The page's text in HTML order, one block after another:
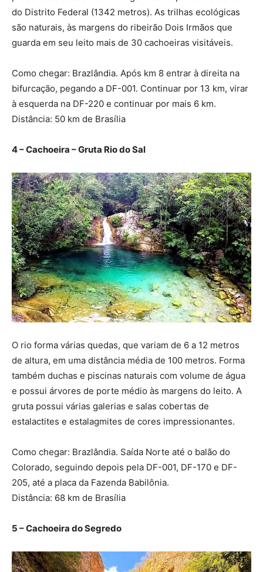
do Distrito Federal (1342 metros). As trilhas ecológicas
são naturais, às margens do ribeirão Dois Irmãos que
guarda em seu leito mais de 30 cachoeiras visitáveis.
Como chegar: Brazlândia. Após km 8 entrar à direita na
bifurcação, pegando a DF-001. Continuar por 13 km, virar
à esquerda na DF-220 e continuar por mais 6 km.
Distância: 50 km de Brasília
4 – Cachoeira – Gruta Rio do Sal
O rio forma várias quedas, que variam de 6 a 12 metros
de altura, em uma distância média de 100 metros. Forma
também duchas e piscinas naturais com volume de água
e possui árvores de porte médio às margens do leito. A
gruta possui várias galerias e salas cobertas de
estalactites e estalagmites de cores impressionantes.
Como chegar: Brazlândia. Saída Norte até o balão do
Colorado, seguindo depois pela DF-001, DF-170 e DF-
205, até a placa da Fazenda Babilônia.
Distância: 68 km de Brasília
5 – Cachoeira do Segredo